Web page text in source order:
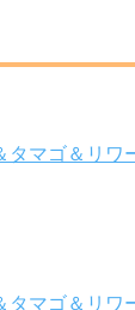
タマゴ＆リワ
タマゴ＆リワ